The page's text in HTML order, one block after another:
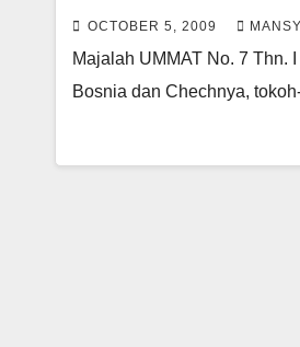
OCTOBER 5, 2009
Majalah UMMAT No. 7 Thn.
Bosnia dan Chechnya,